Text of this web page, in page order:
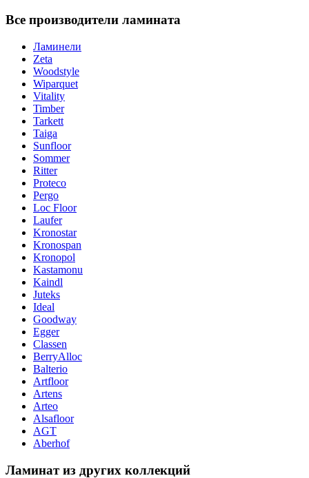
Все производители ламината
Ламинели
Zeta
Woodstyle
Wiparquet
Vitality
Timber
Tarkett
Taiga
Sunfloor
Sommer
Ritter
Proteco
Pergo
Loc Floor
Laufer
Kronostar
Kronospan
Kronopol
Kastamonu
Kaindl
Juteks
Ideal
Goodway
Egger
Classen
BerryAlloc
Balterio
Artfloor
Artens
Arteo
Alsafloor
AGT
Aberhof
Ламинат из других коллекций